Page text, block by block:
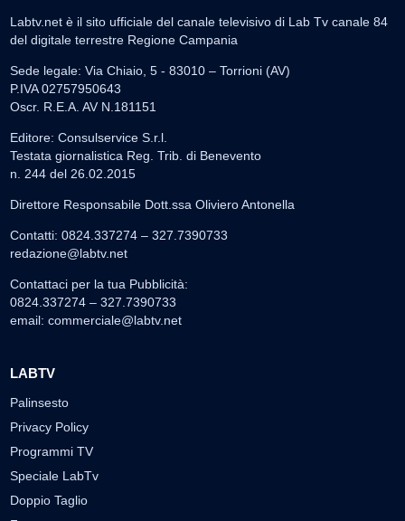
Labtv.net è il sito ufficiale del canale televisivo di Lab Tv canale 84
del digitale terrestre Regione Campania
Sede legale: Via Chiaio, 5 - 83010 – Torrioni (AV)
P.IVA 02757950643
Oscr. R.E.A. AV N.181151
Editore: Consulservice S.r.l.
Testata giornalistica Reg. Trib. di Benevento
n. 244 del 26.02.2015
Direttore Responsabile Dott.ssa Oliviero Antonella
Contatti: 0824.337274 – 327.7390733
redazione@labtv.net
Contattaci per la tua Pubblicità:
0824.337274 – 327.7390733
email: commerciale@labtv.net
LABTV
Palinsesto
Privacy Policy
Programmi TV
Speciale LabTv
Doppio Taglio